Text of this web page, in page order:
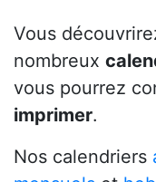
Vous
nombreux
vous pourrez
imprimer.
Nos calendriers